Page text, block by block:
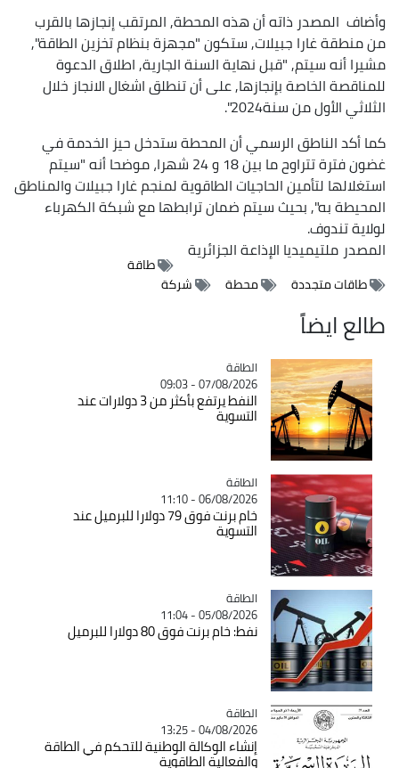
وأضاف المصدر ذاته أن هذه المحطة, المرتقب إنجازها بالقرب
من منطقة غارا جبيلات, ستكون "مجهزة بنظام تخزين الطاقة",
مشيرا أنه سيتم, "قبل نهاية السنة الجارية, اطلاق الدعوة
للمناقصة الخاصة بإنجازها, على أن تنطلق اشغال الانجاز خلال
الثلاثي الأول من سنة2024".
كما أكد الناطق الرسمي أن المحطة ستدخل حيز الخدمة في
غضون فترة تتراوح ما بين 18 و 24 شهرا، موضحا أنه "سيتم
استغلالها لتأمين الحاجيات الطاقوية لمنجم غارا جبيلات والمناطق
المحيطة به", بحيث سيتم ضمان ترابطها مع شبكة الكهرباء
لولاية تندوف.
المصدرملتيميديا الإذاعة الجزائرية
طاقة
طاقات متجددة
محطة شركة
طالع ايضاً
Catégorie
الطاقة
07/08/2026 - 09:03
النفط يرتفع بأكثر من 3 دولارات عند
التسوية
Catégorie
الطاقة
06/08/2026 - 11:10
خام برنت فوق 79 دولارا للبرميل عند
التسوية
Catégorie
الطاقة
05/08/2026 - 11:04
نفط: خام برنت فوق 80 دولارا للبرميل
Catégorie
الطاقة
04/08/2026 - 13:25
إنشاء الوكالة الوطنية للتحكم في الطاقة
والفعالية الطاقوية